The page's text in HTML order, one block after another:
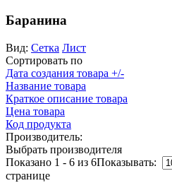
Баранина
Вид: Сетка Лист
Сортировать по
Дата создания товара +/-
Название товара
Краткое описание товара
Цена товара
Код продукта
Производитель:
Выбрать производителя
Показано 1 - 6 из 6Показывать:
странице